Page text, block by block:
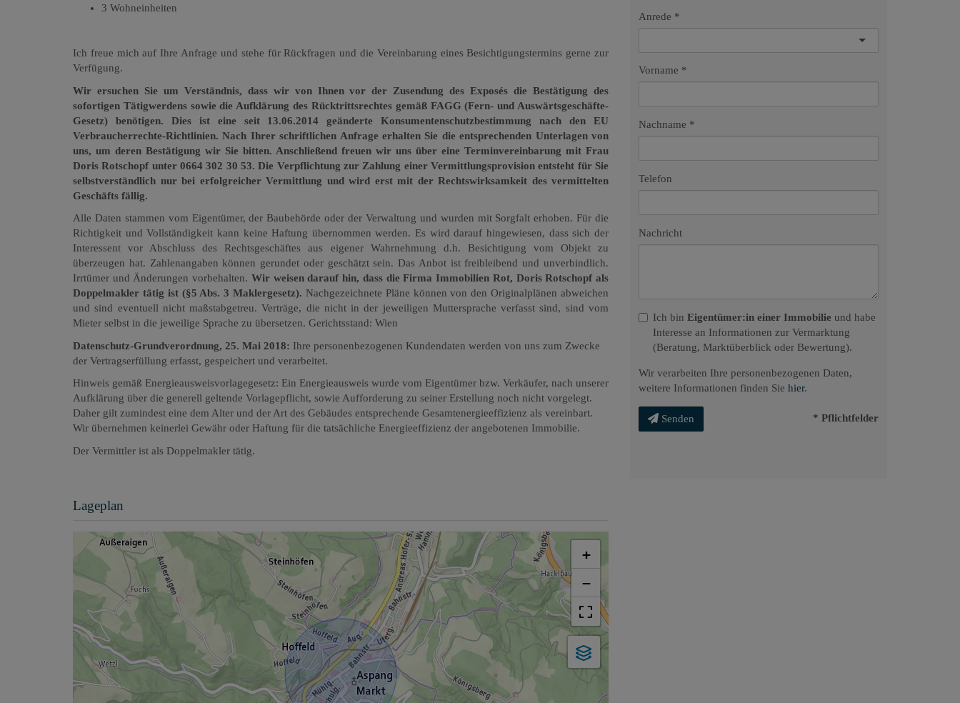
3 Wohneinheiten
Ich freue mich auf Ihre Anfrage und stehe für Rückfragen und die Vereinbarung eines Besichtigungstermins gerne zur
Verfügung.
Wir ersuchen Sie um Verständnis, dass wir von Ihnen vor der Zusendung des Exposés die Bestätigung des
sofortigen Tätigwerdens sowie die Aufklärung des Rücktrittsrechtes gemäß FAGG (Fern- und Auswärtsgeschäfte-
Gesetz) benötigen. Dies ist eine seit 13.06.2014 geänderte Konsumentenschutzbestimmung nach den EU
Verbraucherrechte-Richtlinien. Nach Ihrer schriftlichen Anfrage erhalten Sie die entsprechenden Unterlagen von
uns, um deren Bestätigung wir Sie bitten. Anschließend freuen wir uns über eine Terminvereinbarung mit Frau
Doris Rotschopf unter 0664 302 30 53. Die Verpflichtung zur Zahlung einer Vermittlungsprovision entsteht für Sie
selbstverständlich nur bei erfolgreicher Vermittlung und wird erst mit der Rechtswirksamkeit des vermittelten
Geschäfts fällig.
Alle Daten stammen vom Eigentümer, der Baubehörde oder der Verwaltung und wurden mit Sorgfalt erhoben. Für die
Richtigkeit und Vollständigkeit kann keine Haftung übernommen werden. Es wird darauf hingewiesen, dass sich der
Interessent vor Abschluss des Rechtsgeschäftes aus eigener Wahrnehmung d.h. Besichtigung vom Objekt zu
überzeugen hat. Zahlenangaben können gerundet oder geschätzt sein. Das Anbot ist freibleibend und unverbindlich.
Irrtümer und Änderungen vorbehalten. Wir weisen darauf hin, dass die Firma Immobilien Rot, Doris Rotschopf als
Doppelmakler tätig ist (§5 Abs. 3 Maklergesetz). Nachgezeichnete Pläne können von den Originalplänen abweichen
und sind eventuell nicht maßstabgetreu. Verträge, die nicht in der jeweiligen Muttersprache verfasst sind, sind vom
Mieter selbst in die jeweilige Sprache zu übersetzen. Gerichtsstand: Wien
Datenschutz-Grundverordnung, 25. Mai 2018: Ihre personenbezogenen Kundendaten werden von uns zum Zwecke
der Vertragserfüllung erfasst, gespeichert und verarbeitet.
Hinweis gemäß Energieausweisvorlagegesetz: Ein Energieausweis wurde vom Eigentümer bzw. Verkäufer, nach unserer
Aufklärung über die generell geltende Vorlagepflicht, sowie Aufforderung zu seiner Erstellung noch nicht vorgelegt.
Daher gilt zumindest eine dem Alter und der Art des Gebäudes entsprechende Gesamtenergieeffizienz als vereinbart.
Wir übernehmen keinerlei Gewähr oder Haftung für die tatsächliche Energieeffizienz der angebotenen Immobilie.
Der Vermittler ist als Doppelmakler tätig.
Lageplan
+
−
Anrede
Vorname
Nachname
Telefon
Nachricht
Ich bin Eigentümer:in einer Immobilie und habe
Interesse an Informationen zur Vermarktung
(Beratung, Marktüberblick oder Bewertung).
Wir verarbeiten Ihre personenbezogenen Daten,
weitere Informationen finden Sie hier.
Senden * Pflichtfelder